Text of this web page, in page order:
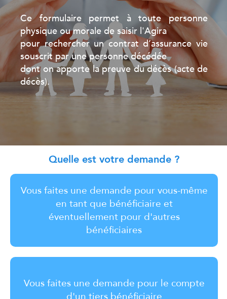
Ce formulaire permet à toute personne
physique ou morale de saisir l'Agira
pour rechercher un contrat d’assurance vie
souscrit par une personne décédée
dont on apporte la preuve du décès (acte de
décès).
Quelle est votre demande ?
Vous faites une demande pour vous-même
en tant que bénéficiaire et
éventuellement pour d'autres
bénéficiaires
Vous faites une demande pour le compte